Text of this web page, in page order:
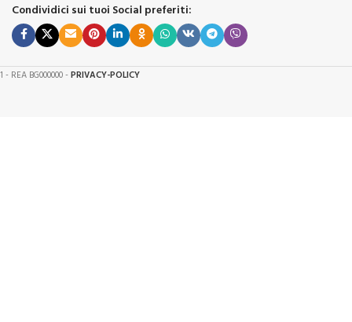
Condividici sui tuoi Social preferiti:
REA BG000000 -PRIVACY-POLICY